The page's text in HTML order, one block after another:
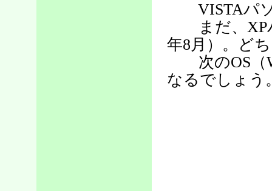
VISTAパソ
まだ、XPパ
年8月）。ど
次のOS（
なるでしょう